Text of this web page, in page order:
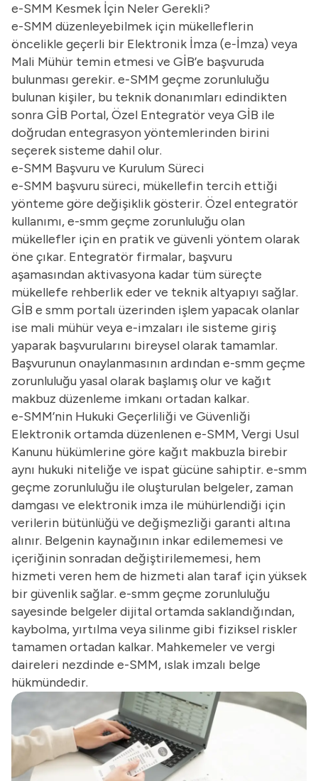
e-SMM Kesmek İçin Neler Gerekli?
e-SMM düzenleyebilmek için mükelleflerin
öncelikle geçerli bir Elektronik İmza (e-İmza) veya
Mali Mühür temin etmesi ve GİB’e başvuruda
bulunması gerekir. e-SMM geçme zorunluluğu
bulunan kişiler, bu teknik donanımları edindikten
sonra GİB Portal, Özel Entegratör veya GİB ile
doğrudan entegrasyon yöntemlerinden birini
seçerek sisteme dahil olur.
e-SMM Başvuru ve Kurulum Süreci
e-SMM başvuru süreci, mükellefin tercih ettiği
yönteme göre değişiklik gösterir. Özel entegratör
kullanımı, e-smm geçme zorunluluğu olan
mükellefler için en pratik ve güvenli yöntem olarak
öne çıkar. Entegratör firmalar, başvuru
aşamasından aktivasyona kadar tüm süreçte
mükellefe rehberlik eder ve teknik altyapıyı sağlar.
GİB e smm portalı üzerinden işlem yapacak olanlar
ise mali mühür veya e-imzaları ile sisteme giriş
yaparak başvurularını bireysel olarak tamamlar.
Başvurunun onaylanmasının ardından e-smm geçme
zorunluluğu yasal olarak başlamış olur ve kağıt
makbuz düzenleme imkanı ortadan kalkar.
e-SMM’nin Hukuki Geçerliliği ve Güvenliği
Elektronik ortamda düzenlenen e-SMM, Vergi Usul
Kanunu hükümlerine göre kağıt makbuzla birebir
aynı hukuki niteliğe ve ispat gücüne sahiptir. e-smm
geçme zorunluluğu ile oluşturulan belgeler, zaman
damgası ve elektronik imza ile mühürlendiği için
verilerin bütünlüğü ve değişmezliği garanti altına
alınır. Belgenin kaynağının inkar edilememesi ve
içeriğinin sonradan değiştirilememesi, hem
hizmeti veren hem de hizmeti alan taraf için yüksek
bir güvenlik sağlar. e-smm geçme zorunluluğu
sayesinde belgeler dijital ortamda saklandığından,
kaybolma, yırtılma veya silinme gibi fiziksel riskler
tamamen ortadan kalkar. Mahkemeler ve vergi
daireleri nezdinde e-SMM, ıslak imzalı belge
hükmündedir.